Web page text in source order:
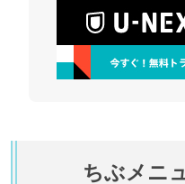
ちぶメニ